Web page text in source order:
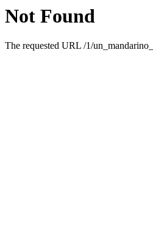
Not Found
The requested URL /1/